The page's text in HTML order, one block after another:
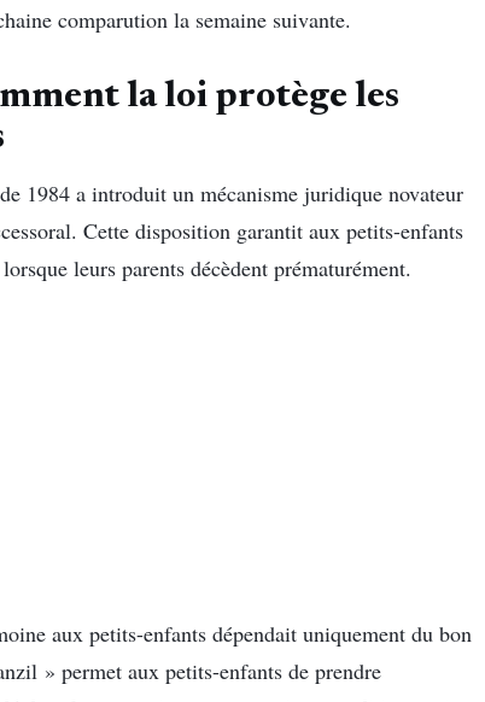
comparution la semaine suivante.
la loi protège les
1984 a introduit un mécanisme juridique novateur
Cette disposition garantit aux petits-enfants
leurs parents décèdent prématurément.
aux petits-enfants dépendait uniquement du bon
» permet aux petits-enfants de prendre